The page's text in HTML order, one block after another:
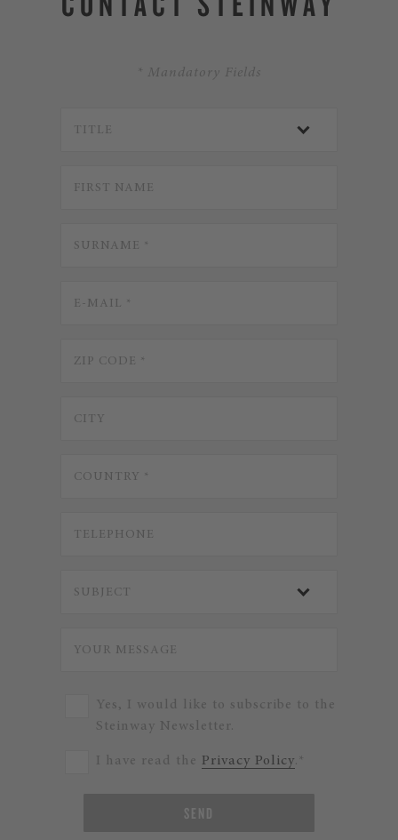
* Mandatory Fields
Yes, I would like to subscribe to the
Steinway Newsletter.
I have read the Privacy Policy.*
SEND